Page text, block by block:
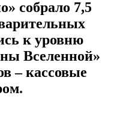
собрало 7,5
к уровню
Вселенной»
– кассовые